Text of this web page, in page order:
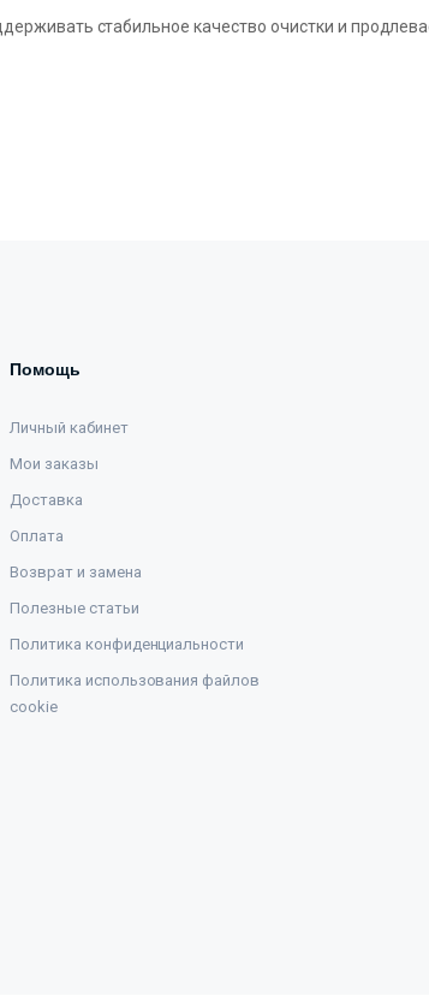
стабильное качество очистки и
Помощь
Личный кабинет
Мои заказы
Доставка
Оплата
Возврат и замена
Полезные статьи
Политика конфиденциальности
Политика использования файлов
cookie